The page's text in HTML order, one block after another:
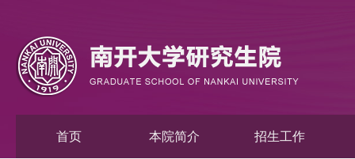
首页 本院简介 招生工作